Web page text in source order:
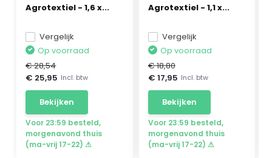
Agrotextiel - 1,6 x...
Vergelijk
Op voorraad
€ 28,54
€ 25,95 Incl. btw
Bekijken
Voor 23:59 besteld,
morgenavond thuis
(ma-vrij 17-22) ⚠
Agrotextiel - 1,1 x...
Vergelijk
Op voorraad
€ 18,80
€ 17,95 Incl. btw
Bekijken
Voor 23:59 besteld,
morgenavond thuis
(ma-vrij 17-22) ⚠